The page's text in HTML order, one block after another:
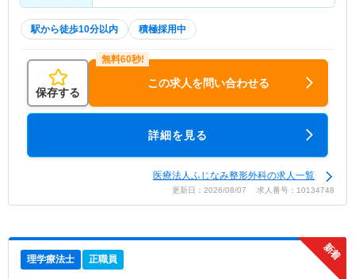
駅から徒歩10分以内 積極採用中
保存する
この求人を問い合わせる
詳細を見る
医療法人ふじなみ整形外科の求人一覧
更新日：2026/08/07 求人番号：10134748
理学療法士 正職員